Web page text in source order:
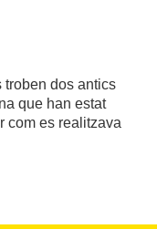
troben dos antics
que han estat
com es realitzava